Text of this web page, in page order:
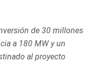
de 30 millones
a 180 MW y un
al proyecto